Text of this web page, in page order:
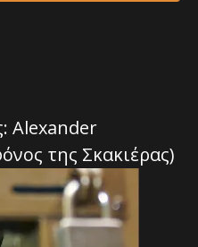
Alexander
της Σκακιέρας)